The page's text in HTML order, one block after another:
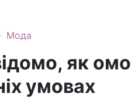
› Мода
як
умовах